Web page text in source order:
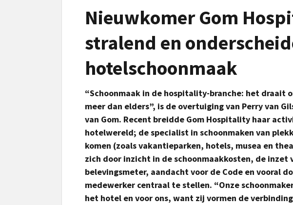
Nieuwkomer Gom
stralend en
hotelschoonmaak
“Schoonmaak in de hospitality-branche: het draait
meer dan elders”, is de overtuiging van Perry van
van Gom. Recent breidde Gom Hospitality haar
hotelwereld; de specialist in schoonmaken van
komen (zoals vakantieparken, hotels, musea en
zich door inzicht in de schoonmaakkosten, de inzet
belevingsmeter, aandacht voor de Code en vooral
medewerker centraal te stellen. “Onze
het hotel en voor ons, want zij vormen de